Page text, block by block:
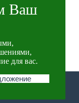
Ваш
для вас.